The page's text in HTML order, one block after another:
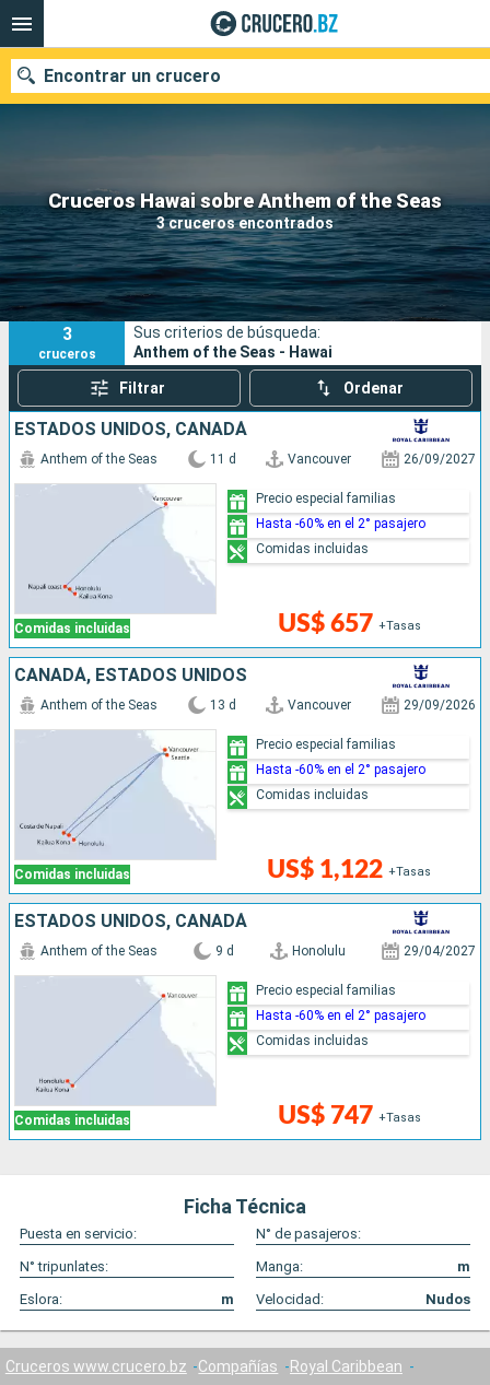
Cruceros Hawai sobre Anthem of the Seas
3 cruceros encontrados
Encontrar un crucero
Nuestros destinos
Fecha de salida
Puertos Compañías
Buscar
3
cruceros
Sus criterios de búsqueda:
Anthem of the Seas - Hawai
Filtrar Ordenar
ESTADOS UNIDOS, CANADÁ
Comidas incluidas
Anthem of the Seas 11 d Vancouver 26/09/2027
US$ 657 +Tasas
Precio especial familias
Hasta -60% en el 2° pasajero
Comidas incluidas
CANADÁ, ESTADOS UNIDOS
Comidas incluidas
Anthem of the Seas 13 d Vancouver 29/09/2026
US$ 1,122 +Tasas
Precio especial familias
Hasta -60% en el 2° pasajero
Comidas incluidas
ESTADOS UNIDOS, CANADÁ
Comidas incluidas
Anthem of the Seas 9 d Honolulu 29/04/2027
US$ 747 +Tasas
Precio especial familias
Hasta -60% en el 2° pasajero
Comidas incluidas
Ficha Técnica
Puesta en servicio:
N° de pasajeros:
N° tripunlates:
Manga:
m
Eslora:
m Velocidad: Nudos
Cruceros www.crucero.bz Compañías
Royal Caribbean